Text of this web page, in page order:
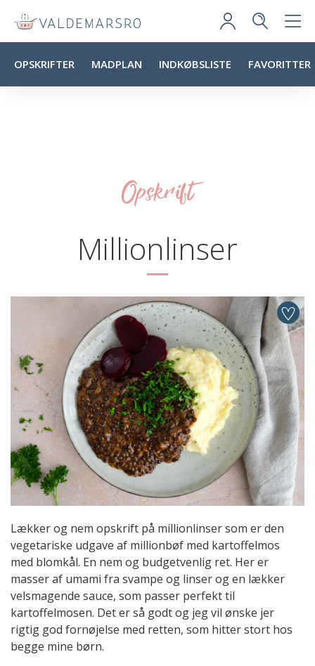
OPSKRIFTER MADPLAN INDKØBSLISTE FAVORITTER
Opskrift
Millionlinser
Lækker og nem opskrift på millionlinser som er den
vegetariske udgave af millionbøf med kartoffelmos
med blomkål. En nem og budgetvenlig ret. Her er
masser af umami fra svampe og linser og en lækker
velsmagende sauce, som passer perfekt til
kartoffelmosen. Det er så godt og jeg vil ønske jer
rigtig god fornøjelse med retten, som hitter stort hos
begge mine børn.